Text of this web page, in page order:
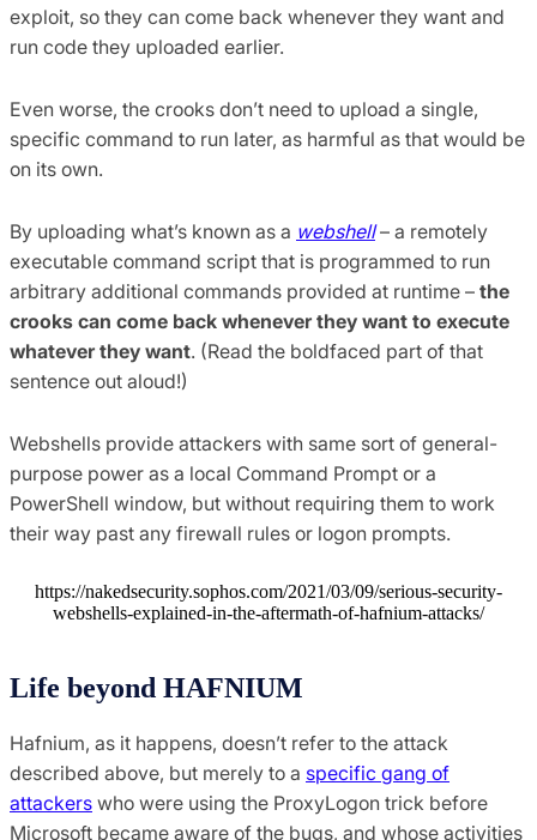
exploit, so they can come back whenever they want and
run code they uploaded earlier.
Even worse, the crooks don’t need to upload a single,
specific command to run later, as harmful as that would be
on its own.
By uploading what’s known as a webshell– a remotely
executable command script that is programmed to run
arbitrary additional commands provided at runtime – the
crooks can come back whenever they want to execute
whatever they want. (Read the boldfaced part of that
sentence out aloud!)
Webshells provide attackers with same sort of general-
purpose power as a local Command Prompt or a
PowerShell window, but without requiring them to work
their way past any firewall rules or logon prompts.
https://nakedsecurity.sophos.com/2021/03/09/serious-security-
webshells-explained-in-the-aftermath-of-hafnium-attacks/
Life beyond HAFNIUM
Hafnium, as it happens, doesn’t refer to the attack
described above, but merely to a specific gang of
attackers who were using the ProxyLogon trick before
Microsoft became aware of the bugs, and whose activities